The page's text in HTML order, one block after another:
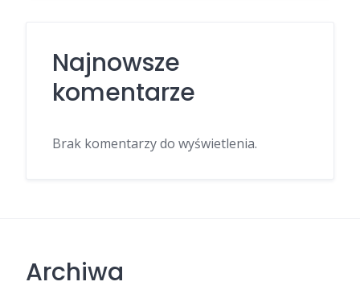
Najnowsze
komentarze
Brak komentarzy do wyświetlenia.
Archiwa